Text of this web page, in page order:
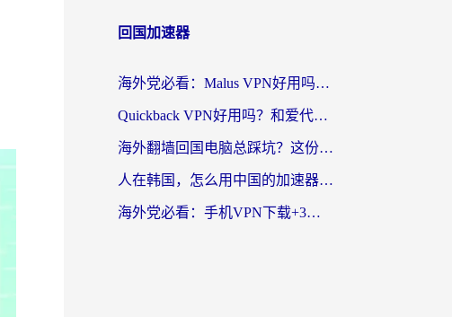
回国加速器
海外党必看：Malus VPN好用吗？和迅猛兔VPN对比哪个回国效果更好？附真实体验与避坑指南
Quickback VPN好用吗？和爱代理VPN对比哪个回国效果更好？
海外翻墙回国电脑总踩坑？这份实测指南帮你选对加速器（附ChickCNinitapMalus对比）
人在韩国，怎么用中国的加速器刷剧打游戏？这份真实体验指南给你答案
海外党必看：手机VPN下载+3步选对回国加速器，无缝刷国内资源不再愁